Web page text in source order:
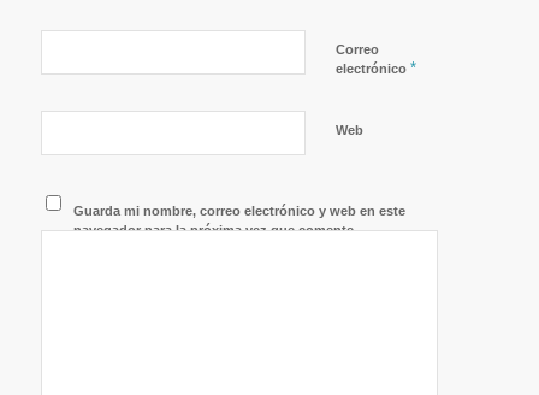
Correo
electrónico *
Web
Guarda mi nombre, correo electrónico y web en este
navegador para la próxima vez que comente.